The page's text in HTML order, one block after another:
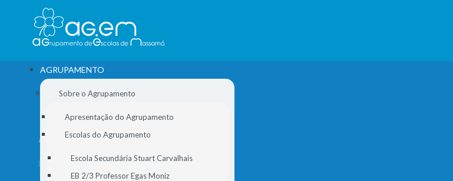
AGRUPAMENTO
Sobre o Agrupamento
Apresentação do Agrupamento
Escolas do Agrupamento
Escola Secundária Stuart Carvalhais
EB 2/3 Professor Egas Moniz
ARQUIVO
Início //Notícias //Arquivo